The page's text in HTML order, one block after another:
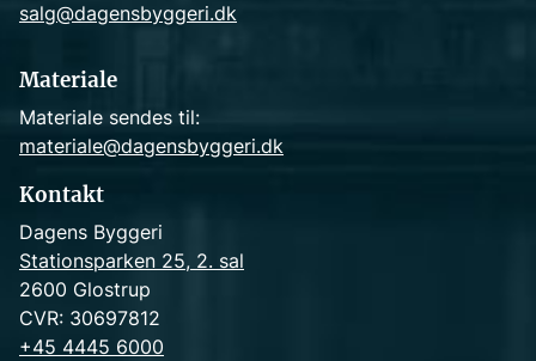
salg@dagensbyggeri.dk
Materiale
Materiale sendes til:
materiale@dagensbyggeri.dk
Kontakt
Dagens Byggeri
Stationsparken 25, 2. sal
2600 Glostrup
CVR: 30697812
+45 4445 6000